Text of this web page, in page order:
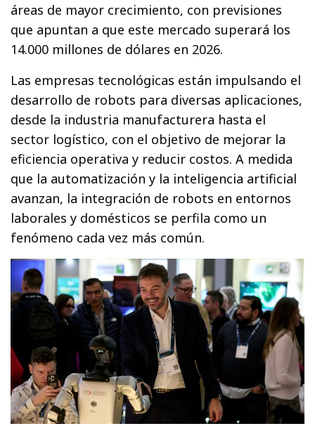
áreas de mayor crecimiento, con previsiones
que apuntan a que este mercado superará los
14.000 millones de dólares en 2026.
Las empresas tecnológicas están impulsando el
desarrollo de robots para diversas aplicaciones,
desde la industria manufacturera hasta el
sector logístico, con el objetivo de mejorar la
eficiencia operativa y reducir costos. A medida
que la automatización y la inteligencia artificial
avanzan, la integración de robots en entornos
laborales y domésticos se perfila como un
fenómeno cada vez más común.